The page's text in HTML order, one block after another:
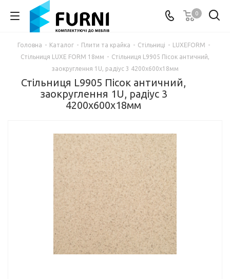
0
Головна - Каталог - Плити та крайка - Стільниці - LUXEFORM -
Стільниця LUXE FORM 18мм - Стільниця L9905 Пісок античний,
заокруглення 1U, радіус 3 4200х600х18мм
Стільниця L9905 Пісок античний,
заокруглення 1U, радіус 3
4200х600х18мм